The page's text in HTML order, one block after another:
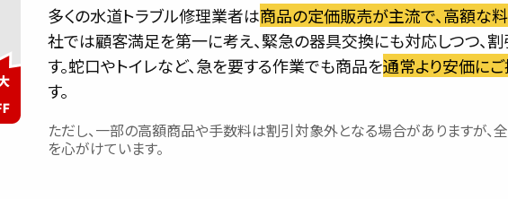
多くの水道トラブル修理業者は商品の定価販売が主流で、高額な
社では顧客満足を第一に考え、緊急の器具交換にも対応しつつ、
す。蛇口やトイレなど、急を要する作業でも商品を通常より安価に
す。
ただし、一部の高額商品や手数料は割引対象外となる場合がありますが、
を心がけています。